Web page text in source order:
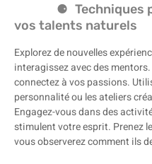
Techniques
vos talents naturels
Explorez de nouvelles
interagissez avec des
connectez à vos passions.
personnalité ou les ateliers
Engagez-vous dans des
stimulent votre esprit. Prenez
vous observerez comment ils